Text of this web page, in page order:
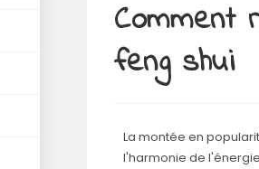
Comment
feng shui
La montée en
l'harmonie de